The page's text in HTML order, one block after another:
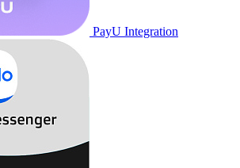
PayU Integration